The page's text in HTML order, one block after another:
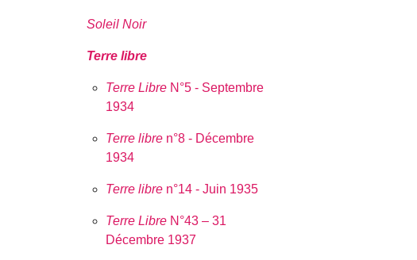
Soleil Noir
Terre libre
Terre Libre N°5 - Septembre
1934
Terre libre n°8 - Décembre
1934
Terre libre n°14 - Juin 1935
Terre Libre N°43 – 31
Décembre 1937